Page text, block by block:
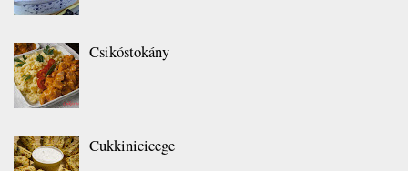
Csikóstokány
Cukkinicicege